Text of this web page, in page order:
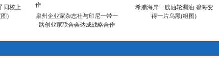
同校上
图)
泉州企业家杂志社与印尼一带一
路创业家联合会达成战略合作
希腊海岸一艘油轮漏油 碧海变
得一片乌黑(组图)